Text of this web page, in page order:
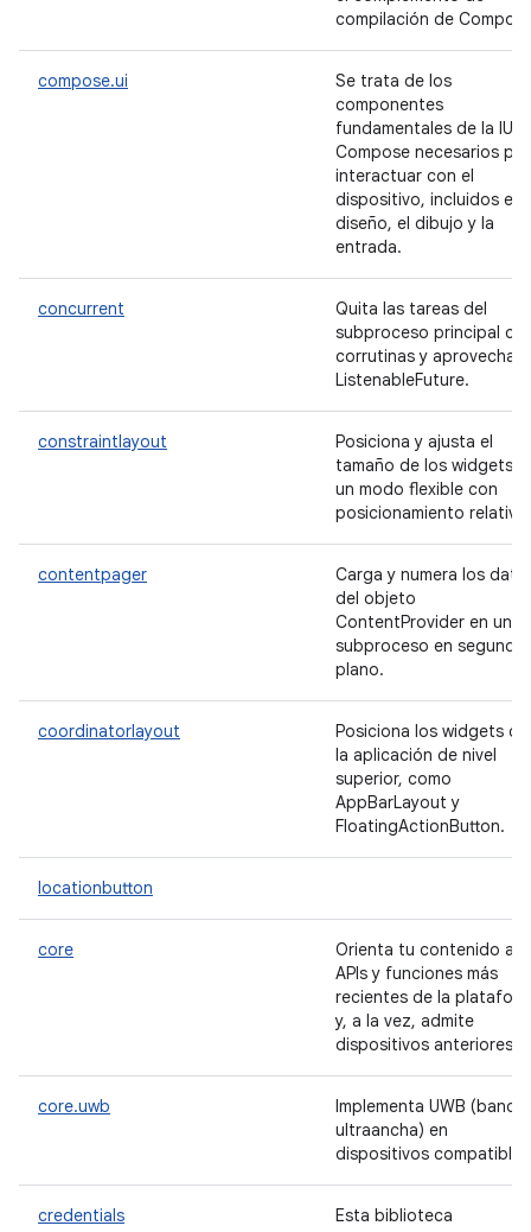
compilación de
compose.ui
Se trata de los
componentes
fundamentales de la IU
Compose necesarios
interactuar con el
dispositivo, incluidos el
diseño, el dibujo y la
entrada.
concurrent
Quita las tareas del
subproceso principal
corrutinas y aprovecha
ListenableFuture.
constraintlayout
Posiciona y ajusta el
tamaño de los widgets
un modo flexible con
posicionamiento relativo.
contentpager
Carga y numera los
del objeto
ContentProvider en un
subproceso en segundo
plano.
coordinatorlayout
Posiciona los widgets de
la aplicación de nivel
superior, como
AppBarLayout y
FloatingActionButton.
locationbutton
core
Orienta tu contenido a
APIs y funciones más
recientes de la
y, a la vez, admite
dispositivos anteriores.
core.uwb
Implementa UWB (banda
ultraancha) en
dispositivos
credentials
Esta biblioteca